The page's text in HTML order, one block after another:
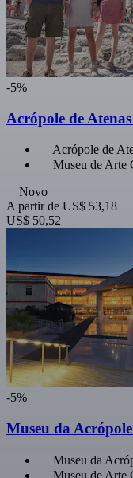
-5%
Acrópole de
Acrópole de
Museu de Arte
Novo
A partir de US$ 53,18
US$ 50,52
-5%
Museu da
Museu da
Museu de Arte